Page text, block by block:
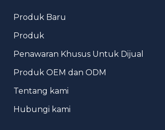
Produk Baru
Produk
Penawaran Khusus Untuk Dijual
Produk OEM dan ODM
Tentang kami
Hubungi kami